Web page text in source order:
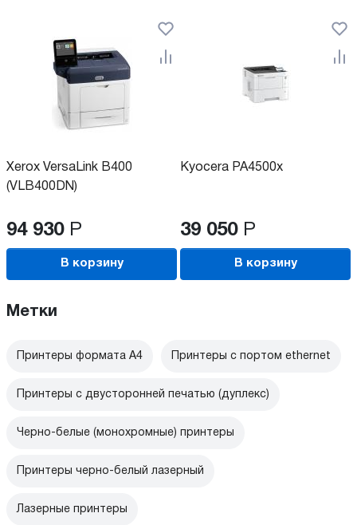
Xerox VersaLink B400
(VLB400DN)
94 930 Р
В корзину
Kyocera PA4500x
39 050 Р
В корзину
Метки
Принтеры формата А4 Принтеры с портом ethernet
Принтеры с двусторонней печатью (дуплекс)
Черно-белые (монохромные) принтеры
Принтеры черно-белый лазерный
Лазерные принтеры